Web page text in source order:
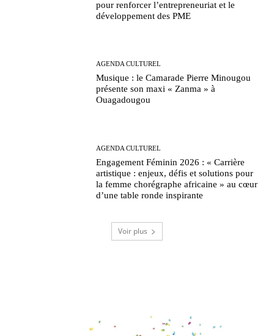
pour renforcer l’entrepreneuriat et le
développement des PME
AGENDA CULTUREL
Musique : le Camarade Pierre Minougou
présente son maxi « Zanma » à
Ouagadougou
AGENDA CULTUREL
Engagement Féminin 2026 : « Carrière
artistique : enjeux, défis et solutions pour
la femme chorégraphe africaine » au cœur
d’une table ronde inspirante
Voir plus